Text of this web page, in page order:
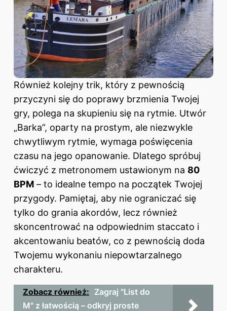
Również kolejny trik, który z pewnością
przyczyni się do poprawy brzmienia Twojej
gry, polega na skupieniu się na rytmie. Utwór
„Barka”, oparty na prostym, ale niezwykle
chwytliwym rytmie, wymaga poświęcenia
czasu na jego opanowanie. Dlatego spróbuj
ćwiczyć z metronomem ustawionym na 80
BPM – to idealne tempo na początek Twojej
przygody. Pamiętaj, aby nie ograniczać się
tylko do grania akordów, lecz również
skoncentrować na odpowiednim staccato i
akcentowaniu beatów, co z pewnością doda
Twojemu wykonaniu niepowtarzalnego
charakteru.
Zobacz również: Zagraj "List do
M" z łatwością – odkryj proste